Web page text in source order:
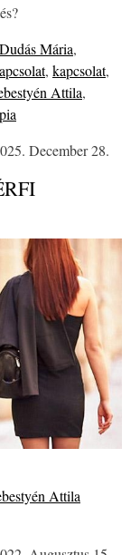
Dudás Mária,
, kapcsolat,
Attila,
December 28.
Attila